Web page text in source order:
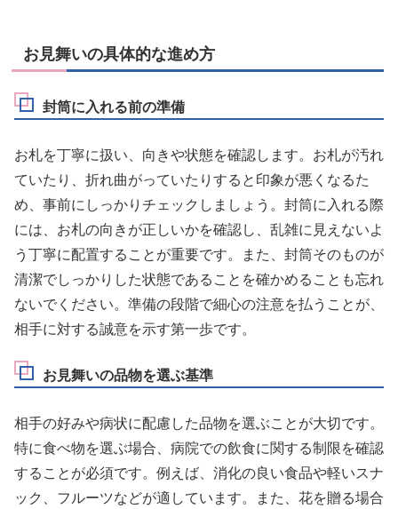
お見舞いの具体的な進め方
封筒に入れる前の準備
お札を丁寧に扱い、向きや状態を確認します。お札が汚れ
ていたり、折れ曲がっていたりすると印象が悪くなるた
め、事前にしっかりチェックしましょう。封筒に入れる際
には、お札の向きが正しいかを確認し、乱雑に見えないよ
う丁寧に配置することが重要です。また、封筒そのものが
清潔でしっかりした状態であることを確かめることも忘れ
ないでください。準備の段階で細心の注意を払うことが、
相手に対する誠意を示す第一歩です。
お見舞いの品物を選ぶ基準
相手の好みや病状に配慮した品物を選ぶことが大切です。
特に食べ物を選ぶ場合、病院での飲食に関する制限を確認
することが必須です。例えば、消化の良い食品や軽いスナ
ック、フルーツなどが適しています。また、花を贈る場合